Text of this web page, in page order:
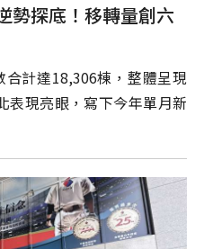
勢探底！移轉量創六
計達18,306棟，整體呈現
表現亮眼，寫下今年單月新